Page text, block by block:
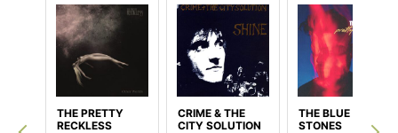
THE PRETTY
RECKLESS
CRIME & THE
CITY SOLUTION
THE BLUE
STONES